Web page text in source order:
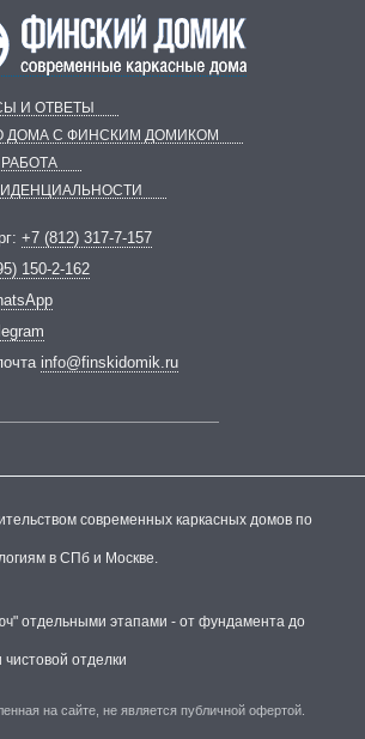
И ОТВЕТЫ
ДОМА С ФИНСКИМ ДОМИКОМ
+7 (812) 317-7-157
150-2-162
info@finskidomik.ru
современных каркасных домов по
в СПб и Москве.
отдельными этапами - от фундамента до
отделки
на сайте, не является публичной офертой.